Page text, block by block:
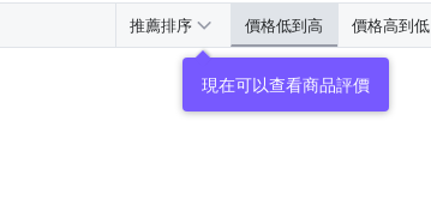
推薦排序 價格低到高 價格高到低
現在可以查看商品評價